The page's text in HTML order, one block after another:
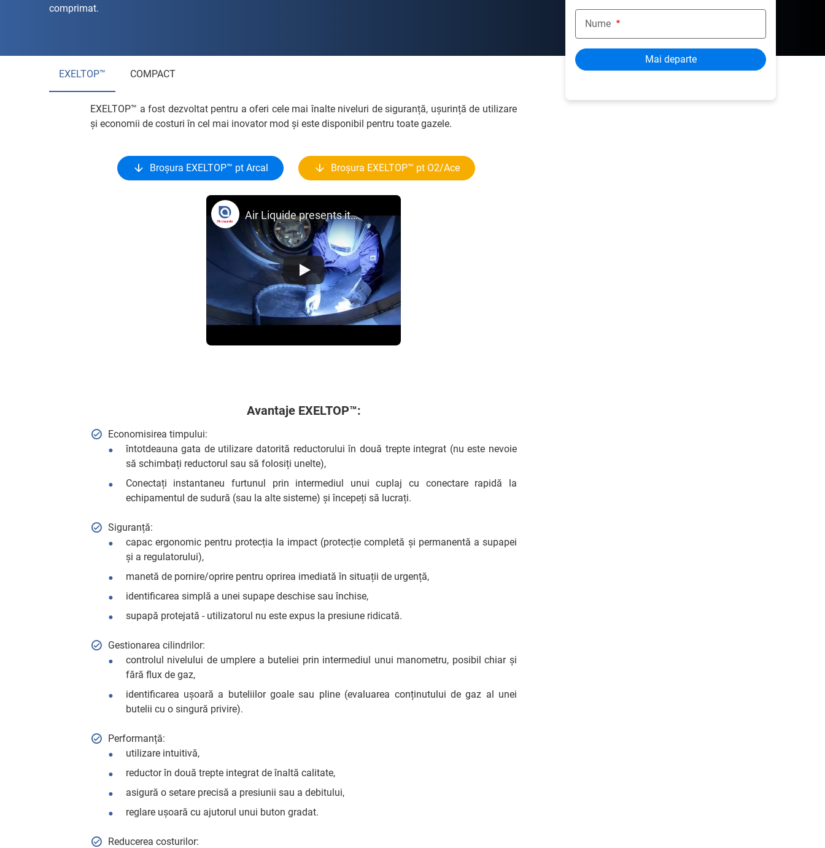
comprimat.
EXELTOP™ COMPACT
Air Liquide presents its new built-in regulator EXELTOP™
EXELTOP™ a fost dezvoltat pentru a oferi cele mai înalte niveluri de siguranță, ușurință de utilizare
și economii de costuri în cel mai inovator mod și este disponibil pentru toate gazele.
Broșura EXELTOP™ pt Arcal Broșura EXELTOP™ pt O2/Ace
Avantaje EXELTOP™:
Economisirea timpului:
întotdeauna gata de utilizare datorită reductorului în două trepte integrat (nu este nevoie
să schimbați reductorul sau să folosiți unelte),
Conectați instantaneu furtunul prin intermediul unui cuplaj cu conectare rapidă la
echipamentul de sudură (sau la alte sisteme) și începeți să lucrați.
Siguranță:
capac ergonomic pentru protecția la impact (protecție completă și permanentă a supapei
și a regulatorului),
manetă de pornire/oprire pentru oprirea imediată în situații de urgență,
identificarea simplă a unei supape deschise sau închise,
supapă protejată - utilizatorul nu este expus la presiune ridicată.
Gestionarea cilindrilor:
controlul nivelului de umplere a buteliei prin intermediul unui manometru, posibil chiar și
fără flux de gaz,
identificarea ușoară a buteliilor goale sau pline (evaluarea conținutului de gaz al unei
butelii cu o singură privire).
Performanță:
utilizare intuitivă,
reductor în două trepte integrat de înaltă calitate,
asigură o setare precisă a presiunii sau a debitului,
reglare ușoară cu ajutorul unui buton gradat.
Reducerea costurilor:
Nume